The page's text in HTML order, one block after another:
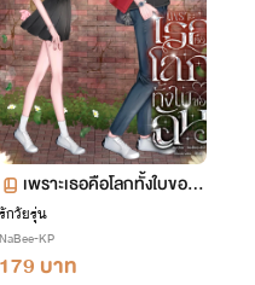
เพราะเธอคือโลกทั้งใบของฉั
น
รักวัยรุ่น
NaBee-KP
179 บาท